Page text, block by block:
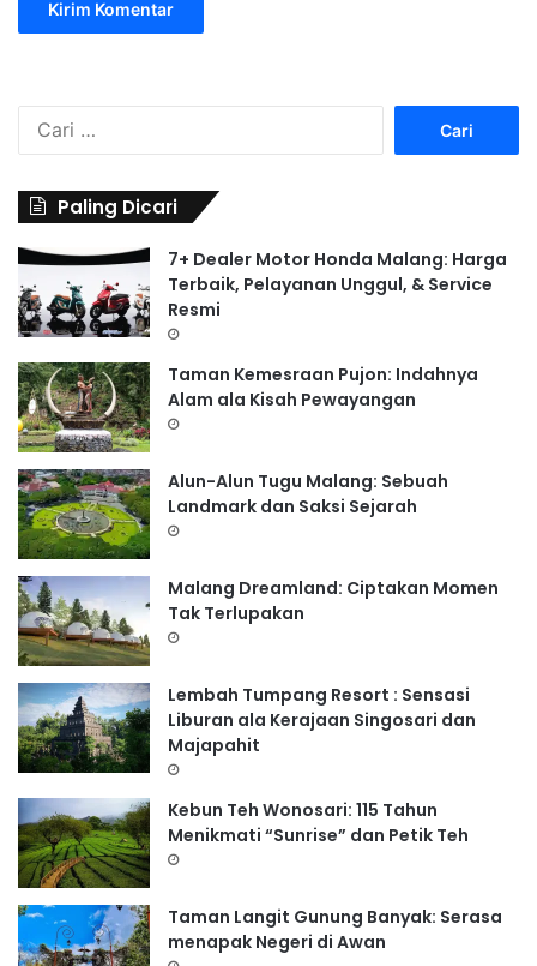
t
u
Paling Dicari
7+ Dealer Motor Honda Malang: Harga
Terbaik, Pelayanan Unggul, & Service
Resmi
Taman Kemesraan Pujon: Indahnya
Alam ala Kisah Pewayangan
Alun-Alun Tugu Malang: Sebuah
Landmark dan Saksi Sejarah
Malang Dreamland: Ciptakan Momen
Tak Terlupakan
Lembah Tumpang Resort : Sensasi
Liburan ala Kerajaan Singosari dan
Majapahit
Kebun Teh Wonosari: 115 Tahun
Menikmati “Sunrise” dan Petik Teh
Taman Langit Gunung Banyak: Serasa
menapak Negeri di Awan